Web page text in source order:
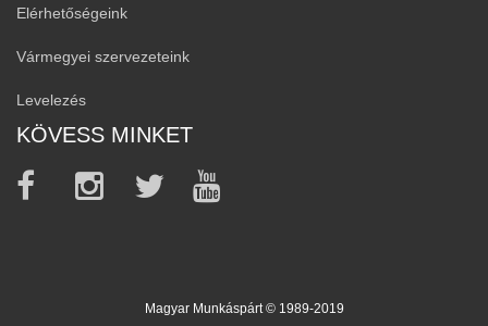
Elérhetőségeink
Vármegyei szervezeteink
Levelezés
KÖVESS MINKET
Magyar Munkáspárt © 1989-2019